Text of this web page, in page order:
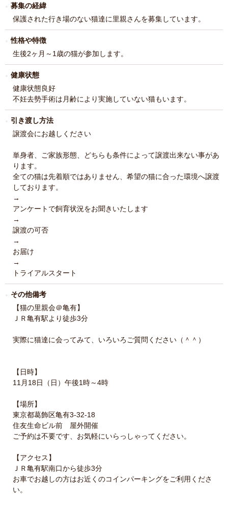
募集の経緯
保護された行き場のない猫達に里親さんを募集しています。
性格や特徴
生後2ヶ月～1歳の猫が参加します。
健康状態
健康状態良好
不妊去勢手術は月齢により実施していない猫もいます。
引き渡し方法
譲渡会にお越しください
単身者、ご家族形態、どちらも条件によって譲渡出来ない事があ
ります。
全ての猫は先着順ではありません、希望の猫に合った環境へ譲渡
しております。
→
アンケートで飼育状況をお聞きいたします
→
譲渡の可否
→
お届け
→
トライアルスタート
その他備考
【猫の里親会＠亀有】
ＪＲ亀有駅より徒歩3分
実際に猫達に会ってみて、いろいろご質問ください（＾＾）
【日時】
11月18日（日）午後1時～4時
【場所】
東京都葛飾区亀有3-32-18
住友生命ビル前 屋外開催
ご予約は不要です、お気軽にいらっしゃってください。
【アクセス】
ＪＲ亀有駅南口から徒歩3分
お車でお越しの方はお近くのコインパーキングをご利用くださ
い。